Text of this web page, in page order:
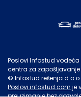
Poslovi Infostud
centra za
© Infostud rešenja
Poslovi.infostud.com je